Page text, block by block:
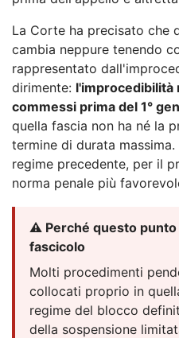
La Corte ha precisato che
cambia neppure tenendo
rappresentato
dirimente: l'improcedibilità
commessi prima del 1°
quella fascia non ha né la
termine di durata
regime precedente, per il
norma penale più
⚠️ Perché questo
fascicolo
Molti procedimenti
collocati proprio in
regime del blocco
della sospensione